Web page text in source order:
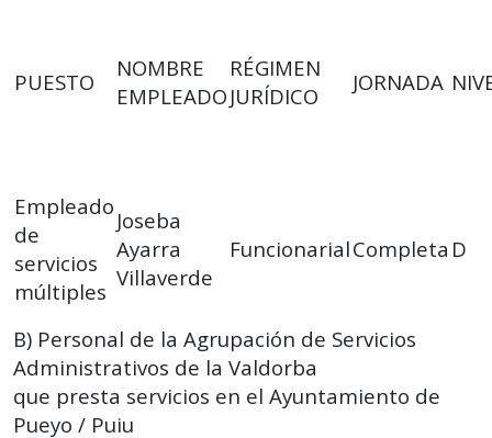
PUESTO
NOMBRE
EMPLEADO
RÉGIMEN
JURÍDICO
JORNADA
Empleado
de
servicios
múltiples
Joseba
Ayarra
Villaverde
FuncionarialCompleta D
B) Personal de la Agrupación de Servicios
Administrativos de la Valdorba
que presta servicios en el Ayuntamiento de
Pueyo / Puiu